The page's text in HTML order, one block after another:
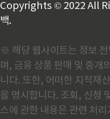
Copyrights © 2022 All
백.
※ 해당 웹사이트는 정보
며, 금융 상품 판매 및 중개
니다. 또한, 어떠한 지적재
을 명시합니다. 조회, 신청
스에 관한 내용은 관련 처